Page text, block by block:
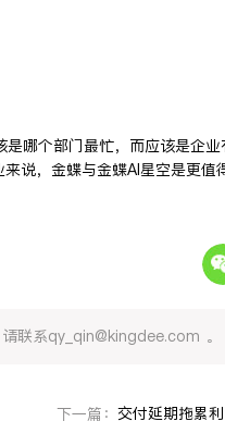
哪个部门最忙，而应该是企
说，金蝶与金蝶AI星空是更值
联系qy_qin@kingdee.com 。
下一篇：